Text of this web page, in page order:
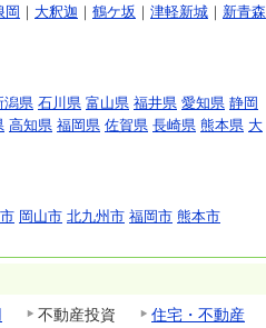
岡 ｜ 大釈迦 ｜ 鶴ケ坂 ｜ 津軽新城 ｜ 新青森
潟県 石川県 富山県 福井県 愛知県 静岡
高知県 福岡県 佐賀県 長崎県 熊本県 大
岡山市 北九州市 福岡市 熊本市
不動産投資
住宅・不動産